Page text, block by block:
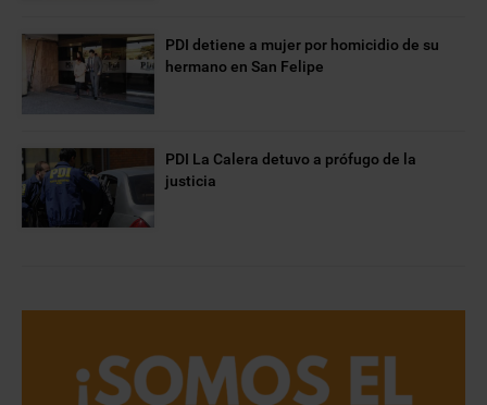
PDI detiene a mujer por homicidio de su
hermano en San Felipe
PDI La Calera detuvo a prófugo de la
justicia